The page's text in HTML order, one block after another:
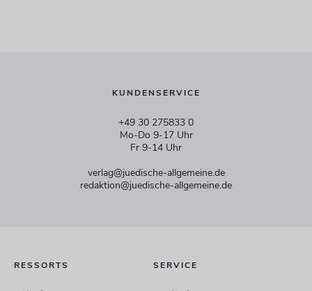
KUNDENSERVICE
+49 30 275833 0
Mo-Do 9-17 Uhr
Fr 9-14 Uhr
verlag@juedische-allgemeine.de
redaktion@juedische-allgemeine.de
RESSORTS SERVICE